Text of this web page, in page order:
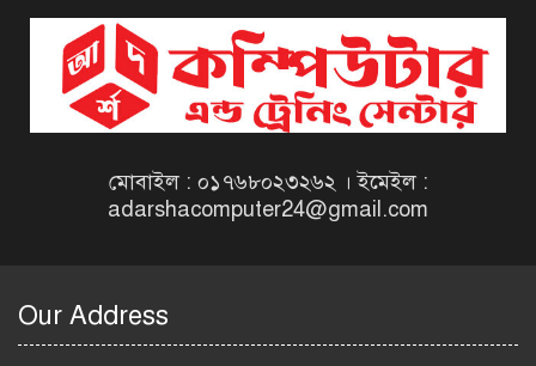
বিজ্ঞপ্তি ২০২৬ | Taxes Zone
Dinajpur Job Circular 2026
বেসরকারি সংস্থা সেতু (SETU)
Job Circular 2026
মোবাইল : ০১৭৬৮০২৩২৬২ । ইমেইল :
adarshacomputer24@gmail.com
Our Address